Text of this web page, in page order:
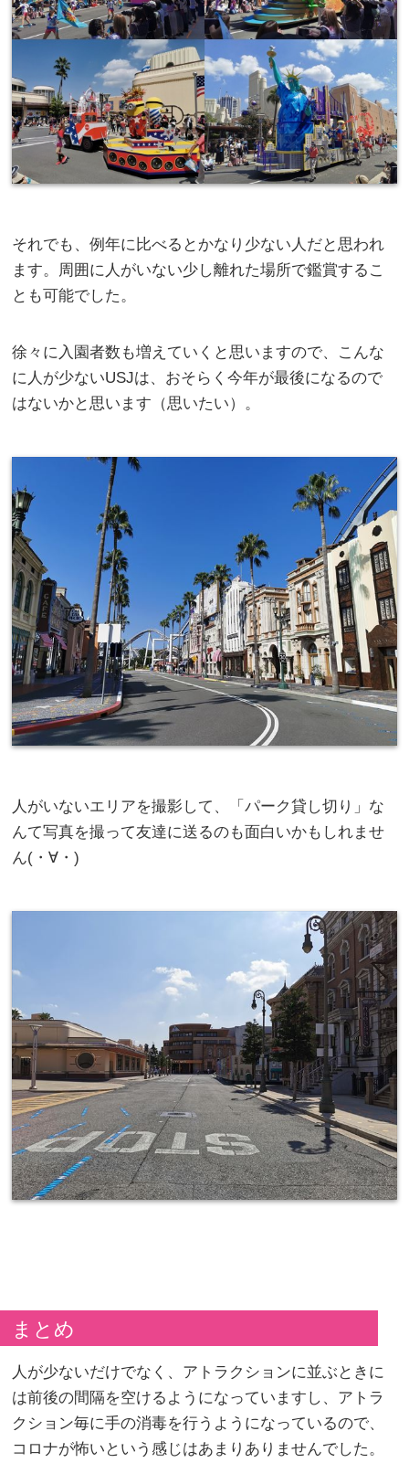
それでも、例年に比べるとかなり少ない人だと思われ
ます。周囲に人がいない少し離れた場所で鑑賞するこ
とも可能でした。
徐々に入園者数も増えていくと思いますので、こんな
に人が少ないUSJは、おそらく今年が最後になるので
はないかと思います（思いたい）。
人がいないエリアを撮影して、「パーク貸し切り」な
んて写真を撮って友達に送るのも面白いかもしれませ
ん(・∀・)
まとめ
人が少ないだけでなく、アトラクションに並ぶときに
は前後の間隔を空けるようになっていますし、アトラ
クション毎に手の消毒を行うようになっているので、
コロナが怖いという感じはあまりありませんでした。